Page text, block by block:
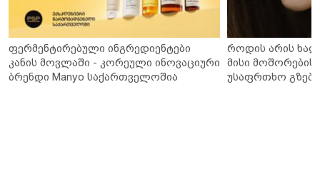
ფერმენტირებული ინგრედიენტები
კანის მოვლაში - კორეული ინოვაციური
ბრენდი Manyo საქართველოშია
როდის არის
მისი მოშორების
უსაფრთხო გზები